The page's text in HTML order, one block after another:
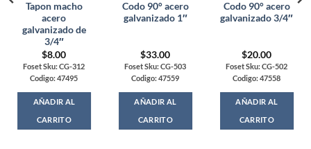
Tapon macho
acero
galvanizado de
3/4″
$8.00
Foset Sku: CG-312
Codigo: 47495
AÑADIR AL
CARRITO
Codo 90° acero
galvanizado 1″
$33.00
Foset Sku: CG-503
Codigo: 47559
AÑADIR AL
CARRITO
Codo 90° acero
galvanizado 3/4″
$20.00
Foset Sku: CG-502
Codigo: 47558
AÑADIR AL
CARRITO